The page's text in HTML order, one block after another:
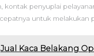
kontak penyuplai
untuk melakukan
Jual Kaca Belakang